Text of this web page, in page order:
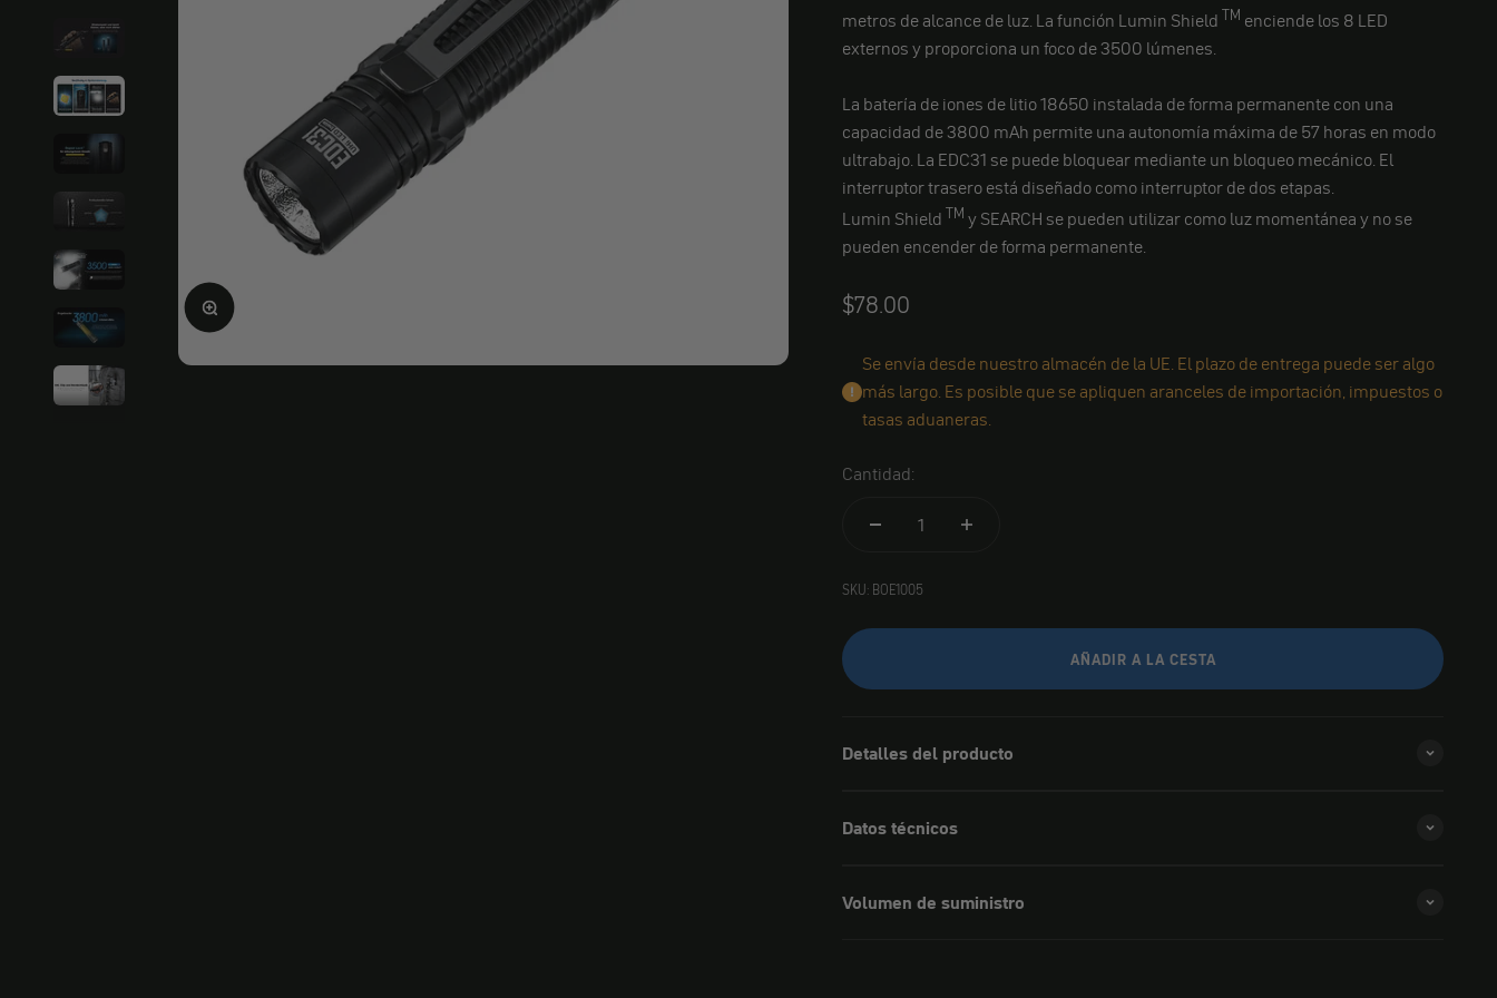
Ampliar la imagen
metros de alcance de luz. La función Lumin Shield TM enciende los 8 LED
externos y proporciona un foco de 3500 lúmenes.
La batería de iones de litio 18650 instalada de forma permanente con una
capacidad de 3800 mAh permite una autonomía máxima de 57 horas en modo
ultrabajo. La EDC31 se puede bloquear mediante un bloqueo mecánico. El
interruptor trasero está diseñado como interruptor de dos etapas.
Lumin Shield TM y SEARCH se pueden utilizar como luz momentánea y no se
pueden encender de forma permanente.
Angebot
$78.00
Se envía desde nuestro almacén de la UE. El plazo de entrega puede ser algo
más largo. Es posible que se apliquen aranceles de importación, impuestos o
tasas aduaneras.
Cantidad:
SKU: BOE1005
AÑADIR A LA CESTA
Detalles del producto
Datos técnicos
Volumen de suministro